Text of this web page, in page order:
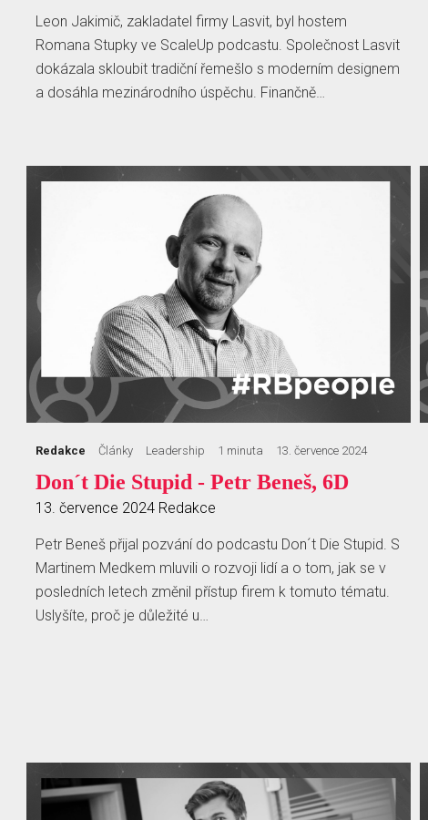
Leon Jakimič, zakladatel firmy Lasvit, byl hostem
Romana Stupky ve ScaleUp podcastu. Společnost Lasvit
dokázala skloubit tradiční řemešlo s moderním designem
a dosáhla mezinárodního úspěchu. Finančně…
Redakce Články Leadership 1 minuta 13. července 2024
Don´t Die Stupid - Petr Beneš, 6D
13. července 2024 Redakce
Petr Beneš přijal pozvání do podcastu Don´t Die Stupid. S
Martinem Medkem mluvili o rozvoji lidí a o tom, jak se v
posledních letech změnil přístup firem k tomuto tématu.
Uslyšíte, proč je důležité u…